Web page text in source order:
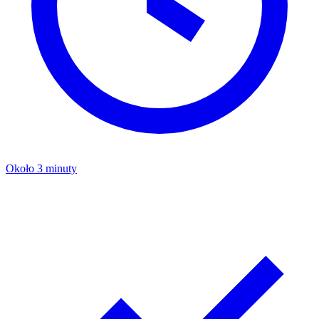
Około 3 minuty